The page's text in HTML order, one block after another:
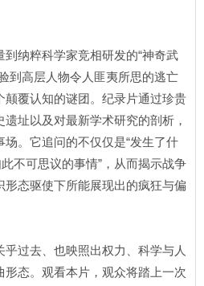
纳粹科学家竞相研发的“神奇武
到高层人物令人匪夷所思的逃亡
颠覆认知的谜团。纪录片通过珍贵
址以及对最新学术研究的剖析，
。它追问的不仅仅是“发生了什
不可思议的事情”，从而揭示战争
态驱使下所能展现出的疯狂与偏
过去、也映照出权力、科学与人
态。观看本片，观众将踏上一次